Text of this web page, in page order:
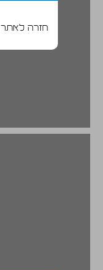
חזרה לאתר